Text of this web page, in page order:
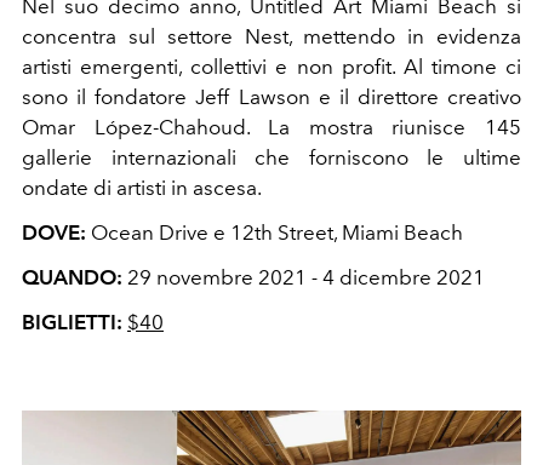
Nel suo decimo anno, Untitled Art Miami Beach si
concentra sul settore Nest, mettendo in evidenza
artisti emergenti, collettivi e non profit. Al timone ci
sono il fondatore Jeff Lawson e il direttore creativo
Omar López-Chahoud. La mostra riunisce 145
gallerie internazionali che forniscono le ultime
ondate di artisti in ascesa.
DOVE: Ocean Drive e 12th Street, Miami Beach
QUANDO: 29 novembre 2021 - 4 dicembre 2021
BIGLIETTI: $40